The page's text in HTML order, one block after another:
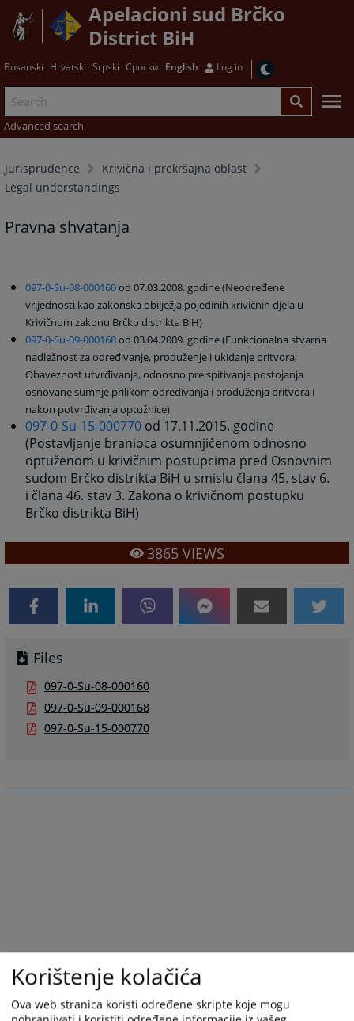
Apelacioni sud Brčko
District BiH
Bosanski Hrvatski Srpski Српски English Log in
Advanced search
Jurisprudence
Krivična i prekršajna oblast
Legal understandings
Pravna shvatanja
097-0-Su-08-000160od 07.03.2008. godine (Neodređene
vrijednosti kao zakonska obilježja pojedinih krivičnih djela u
Krivičnom zakonu Brčko distrikta BiH)
097-0-Su-09-000168od 03.04.2009. godine (Funkcionalna stvarna
nadležnost za određivanje, produženje i ukidanje pritvora;
Obaveznost utvrđivanja, odnosno preispitivanja postojanja
osnovane sumnje prilikom određivanja i produženja pritvora i
nakon potvrđivanja optužnice)
097-0-Su-15-000770od 17.11.2015. godine
(Postavljanje branioca osumnjičenom odnosno
optuženom u krivičnim postupcima pred Osnovnim
sudom Brčko distrikta BiH u smislu člana 45. stav 6.
i člana 46. stav 3. Zakona o krivičnom postupku
Brčko distrikta BiH)
3865 VIEWS
Files
097-0-Su-08-000160
097-0-Su-09-000168
097-0-Su-15-000770
Korištenje kolačića
Ova web stranica koristi određene skripte koje mogu